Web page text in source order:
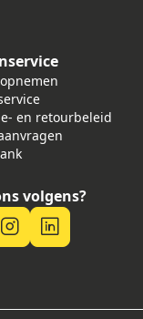
en retourbeleid
volgens?